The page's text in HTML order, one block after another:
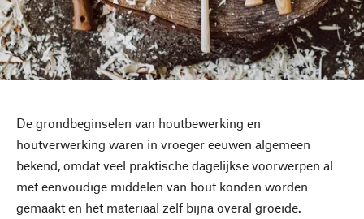
De grondbeginselen van houtbewerking en
houtverwerking waren in vroeger eeuwen algemeen
bekend, omdat veel praktische dagelijkse voorwerpen al
met eenvoudige middelen van hout konden worden
gemaakt en het materiaal zelf bijna overal groeide.